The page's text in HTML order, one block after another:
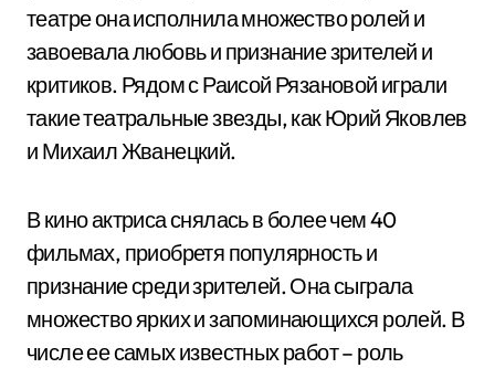
театре она исполнила множество ролей и
завоевала любовь и признание зрителей и
критиков. Рядом с Раисой Рязановой играли
такие театральные звезды, как Юрий Яковлев
и Михаил Жванецкий.
В кино актриса снялась в более чем 40
фильмах, приобретя популярность и
признание среди зрителей. Она сыграла
множество ярких и запоминающихся ролей. В
числе ее самых известных работ – роль